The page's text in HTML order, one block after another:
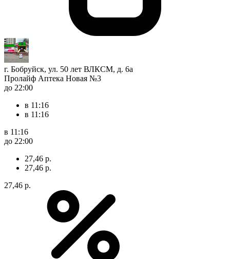
г. Бобруйск, ул. 50 лет ВЛКСМ, д. 6а
Пролайф Аптека Новая №3
до 22:00
в 11:16
в 11:16
в 11:16
до 22:00
27,46 р.
27,46 р.
27,46 р.